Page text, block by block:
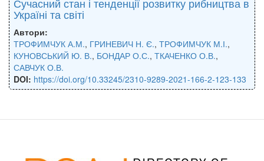
Україні та світі
Автори:
ТРОФИМЧУК А.М., ГРИНЕВИЧ Н. Є., ТРОФИМЧУК М.І.,
КУНОВСЬКИЙ Ю. В., БОНДАР О.С., ТКАЧЕНКО О.В.,
САВЧУК О.В.
DOI: https://doi.org/10.33245/2310-9289-2021-166-2-123-133